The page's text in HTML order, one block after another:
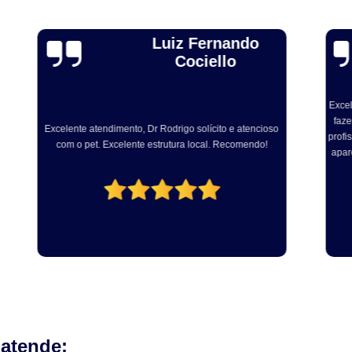
Odontologia para Gatos
Odontologia
Ozonioterapia para Animais
Ozonioterapia para Cachorro Campinas
Ozonioterapia para Cães
Ozonioterapia
Ozonioterapia para Gatos e Cachorros
Veterinário Especialista em Gatos
Alexandre Toebe
Gadelha
profissional. Centro cirúrgico bem equipado e com vários
aparelhos modernos para realização dos procedimento